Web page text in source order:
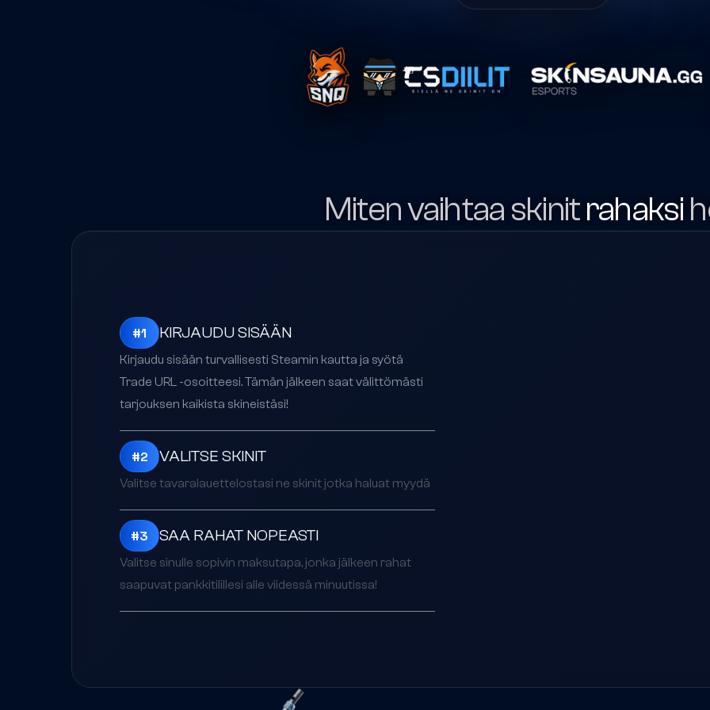
miten vaihtaa skinitrahaksi
#1 KIRJAUDU SISÄÄN
Kirjaudu sisään turvallisesti Steamin kautta ja syötä
Trade URL -osoitteesi. Tämän jälkeen saat välittömästi
tarjouksen kaikista skineistäsi!
#2 VALITSE SKINIT
Valitse tavaralauettelostasi ne skinit jotka haluat myydä
#3 SAA RAHAT NOPEASTI
Valitse sinulle sopivin maksutapa, jonka jälkeen rahat
saapuvat pankkitilillesi alle viidessä minuutissa!